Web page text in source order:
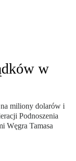
w
miliony dolarów i
Podnoszenia
Węgra Tamasa